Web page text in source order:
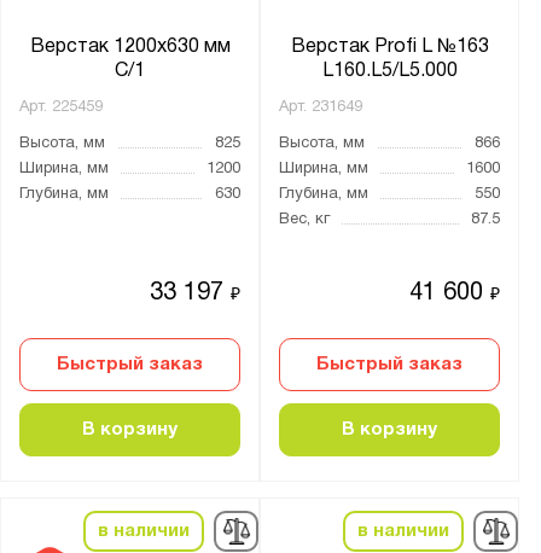
Верстак 1200х630 мм
С/1
Арт. 225459
Высота, мм
825
Ширина, мм
1200
Глубина, мм
630
33 197₽
Быстрый заказ
В корзину
Верстак Profi L №163
L160.L5/L5.000
Арт. 231649
Высота, мм
866
Ширина, мм
1600
Глубина, мм
550
Вес, кг
87.5
41 600₽
Быстрый заказ
В корзину
в наличии в наличии
Сигнальный синий (RAL 5005)
Металл
Оц. лист 1.2 мм + МДФ 24 мм
Оц. лист 1.5 мм + МДФ 24 мм
Фанера 21 мм
Фанера 21 мм + металл 6 мм